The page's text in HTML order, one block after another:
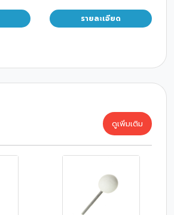
รายละเอียด
ดูเพิ่มเติม